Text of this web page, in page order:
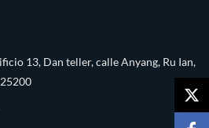
13, Dan teller, calle Anyang, Ru Ian,